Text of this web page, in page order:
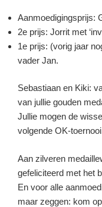
Aanmoedigingsprijs:
2e prijs: Jorrit met
1e prijs: (vorig jaar
vader Jan.
Sebastiaan en Kiki:
van jullie gouden
Jullie mogen de
volgende OK-
Aan zilveren
gefeliciteerd met het
En voor alle
maar zeggen: kom